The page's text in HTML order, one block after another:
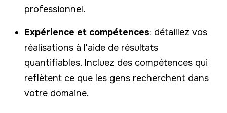
professionnel.
Expérience et compétences: détaillez vos
réalisations à l'aide de résultats
quantifiables. Incluez des compétences qui
reflètent ce que les gens recherchent dans
votre domaine.